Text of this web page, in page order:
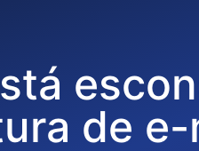
de e-